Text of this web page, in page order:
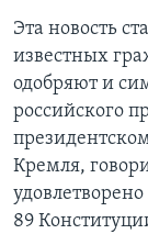
Эта новость
известных
одобряют и
российского
Кремля,
89